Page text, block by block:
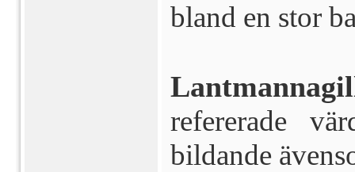
bland en stor
refererade
bildande